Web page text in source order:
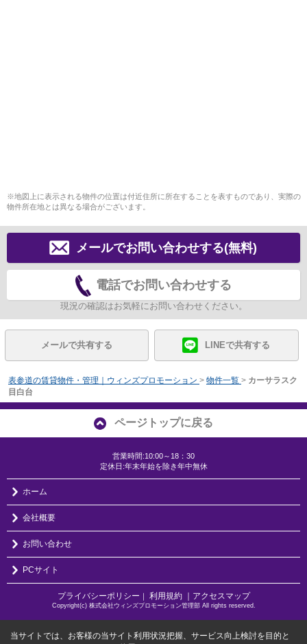
※地図上に表示される物件の位置は付近住所に所在することを表すものであり、実際の
物件所在地とは異なる場合がございます。
メールでお問い合わせする(無料)
電話でお問い合わせする
現況の確認はお気軽にお問い合わせください。
メールで共有する LINEで共有する
表参道の賃貸物件・管理｜ウィンズプロモーション > 物件一覧 > カーサラスク
目白台
ページトップに戻る
営業時間:10:00～18：30
定休日:年末年始を除き年中無休
ホーム
会社概要
お問い合わせ
PCサイト
プライバシーポリシー 利用規約 ｜アクセスマップ
Copyright(c) 株式会社ウィンズプロモーション管理部 All rights reserved.
当サイトでは、お客様の当サイト利用状況把握、サービス向上検討を目的と